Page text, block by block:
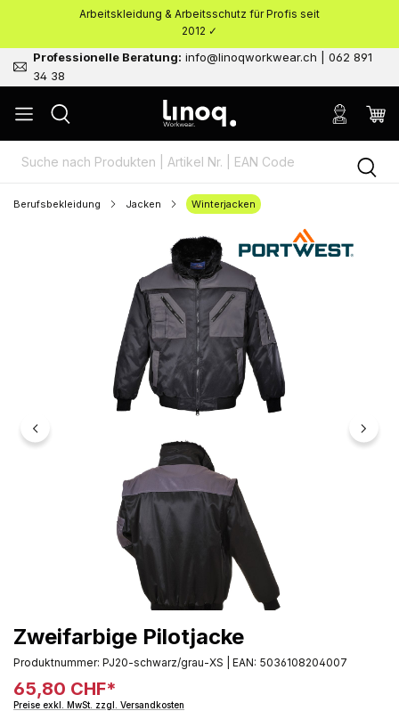
springenArbeitskleidung & Arbeitsschutz für Profis seit
2012 ✓
Professionelle Beratung: info@linoqworkwear.ch | 062 891
34 38
Berufsbekleidung Jacken Winterjacken
Zweifarbige Pilotjacke
Produktnummer: PJ20-schwarz/grau-XS EAN: 5036108204007
65,80 CHF*
Preise exkl. MwSt. zzgl. Versandkosten